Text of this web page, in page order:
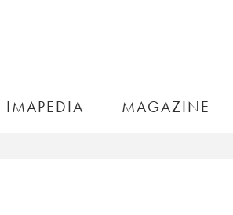
IMAPEDIA MAGAZINE